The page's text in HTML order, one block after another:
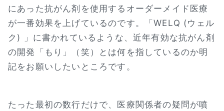
にあった抗がん剤を使用するオーダーメイド医療
が一番効果を上げているのです。「WELQ (ウェル
ク) 」に書かれているような、近年有効な抗がん剤
の開発「もり」（笑）とは何を指しているのか明
記をお願いしたいところです。
たった最初の数行だけで、医療関係者の疑問が噴